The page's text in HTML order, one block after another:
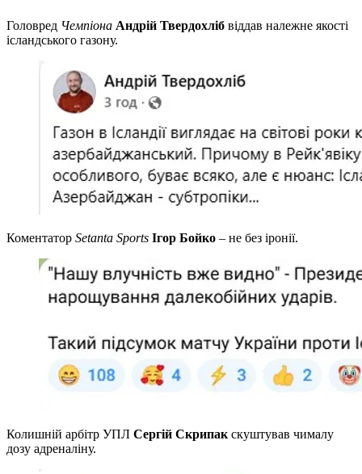
Головред Чемпіона Андрій Твердохліб віддав належне якості
ісландського газону.
Коментатор Setanta Sports Ігор Бойко – не без іронії.
Колишній арбітр УПЛ Сергій Скрипак скуштував чималу
дозу адреналіну.